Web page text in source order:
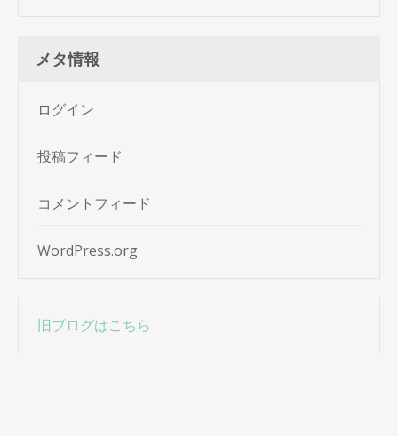
メタ情報
ログイン
投稿フィード
コメントフィード
WordPress.org
旧ブログはこちら